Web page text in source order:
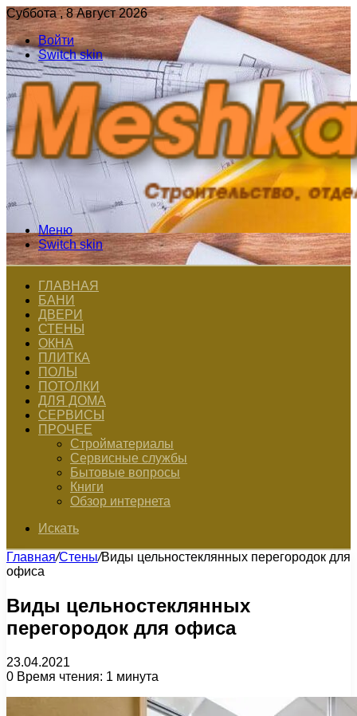
Суббота , 8 Август 2026
Войти
Switch skin
Меню
Switch skin
ГЛАВНАЯ
БАНИ
ДВЕРИ
СТЕНЫ
ОКНА
ПЛИТКА
ПОЛЫ
ПОТОЛКИ
ДЛЯ ДОМА
СЕРВИСЫ
ПРОЧЕЕ
Стройматериалы
Сервисные службы
Бытовые вопросы
Книги
Обзор интернета
Искать
Главная/Стены/Виды цельностеклянных перегородок для
офиса
Виды цельностеклянных
перегородок для офиса
23.04.2021
0 Время чтения: 1 минута